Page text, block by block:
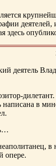
деятель
в
опере.